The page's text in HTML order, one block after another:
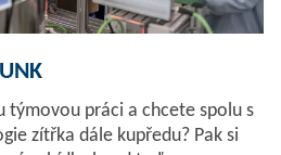
týmovou práci a chcete spolu s
zítřka dále kupředu? Pak si